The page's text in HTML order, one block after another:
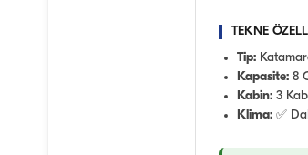
TEKNE
Tip:
Kapasite: 8
Kabin: 3
Klima: ✅